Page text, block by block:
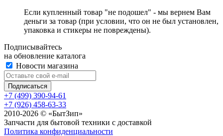
Если купленный товар "не подошел" - мы вернем Вам
деньги за товар (при условии, что он не был установлен,
упаковка и стикеры не повреждены).
Подписывайтесь
на обновление каталога
Новости магазина
+7 (499) 390-94-61
+7 (926) 458-63-33
2010-2026 © «БытЗип»
Запчасти для бытовой техники с доставкой
Политика конфиденциальности